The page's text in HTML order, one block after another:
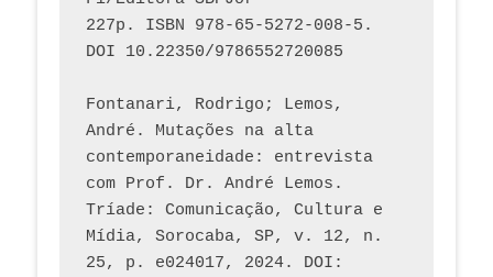
227p. ISBN 978-65-5272-008-5.
DOI 10.22350/9786552720085
Fontanari, Rodrigo; Lemos,
André. Mutações na alta
contemporaneidade: entrevista
com Prof. Dr. André Lemos.
Tríade: Comunicação, Cultura e
Mídia, Sorocaba, SP, v. 12, n.
25, p. e024017, 2024. DOI: